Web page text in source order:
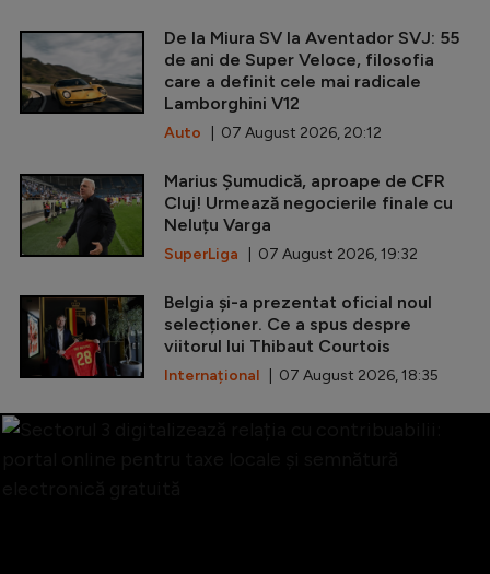
De la Miura SV la Aventador SVJ: 55
de ani de Super Veloce, filosofia
care a definit cele mai radicale
Lamborghini V12
Auto | 07 August 2026, 20:12
Marius Șumudică, aproape de CFR
Cluj! Urmează negocierile finale cu
Neluțu Varga
SuperLiga | 07 August 2026, 19:32
Belgia și-a prezentat oficial noul
selecționer. Ce a spus despre
viitorul lui Thibaut Courtois
Internațional | 07 August 2026, 18:35